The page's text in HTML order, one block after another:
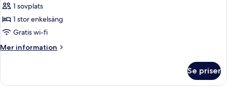
1 sovplats
1 stor enkelsäng
Gratis wi-fi
Mer information
Mer
Se priser